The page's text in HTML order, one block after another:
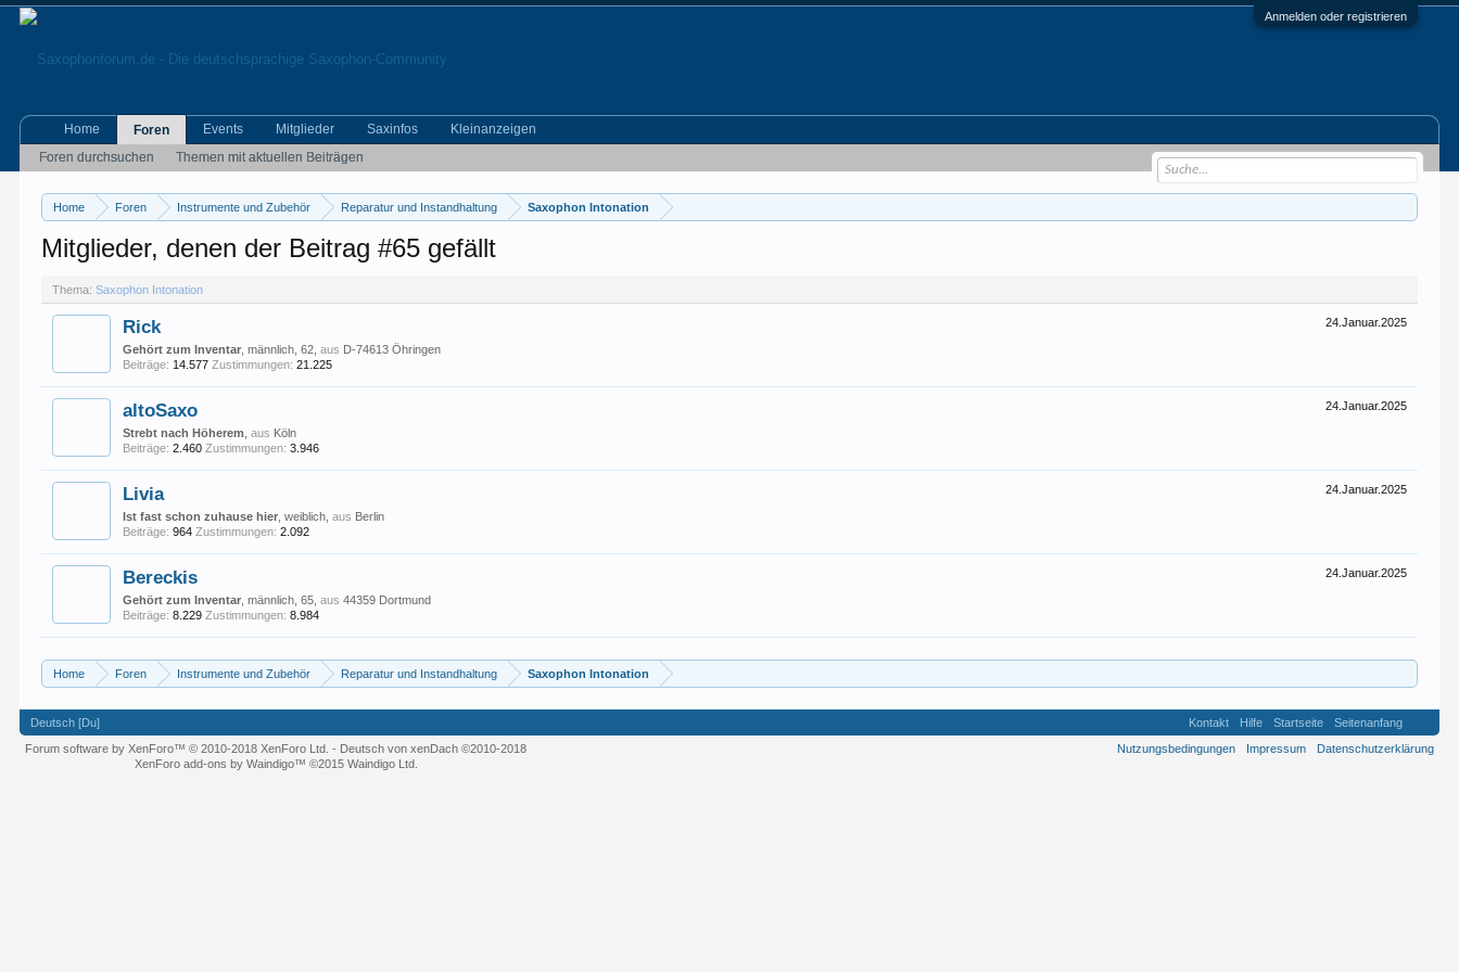
Anmelden oder registrieren
Home Foren Instrumente und Zubehör Reparatur und Instandhaltung Saxophon Intonation
Mitglieder, denen der Beitrag #65 gefällt
Thema: Saxophon Intonation
24.Januar.2025
Rick
Gehört zum Inventar , männlich, 62,aus D-74613 Öhringen
Beiträge: 14.577 Zustimmungen: 21.225
24.Januar.2025
altoSaxo
Strebt nach Höherem ,aus Köln
Beiträge: 2.460 Zustimmungen: 3.946
24.Januar.2025
Livia
Ist fast schon zuhause hier , weiblich,aus Berlin
Beiträge: 964 Zustimmungen: 2.092
24.Januar.2025
Bereckis
Gehört zum Inventar , männlich, 65,aus 44359 Dortmund
Beiträge: 8.229 Zustimmungen: 8.984
Home Foren Instrumente und Zubehör Reparatur und Instandhaltung Saxophon Intonation
Home
Foren
Foren durchsuchen
Themen mit aktuellen Beiträgen
Events Mitglieder Saxinfos Kleinanzeigen
Deutsch [Du] Kontakt Hilfe Startseite
Seitenanfang
Nutzungsbedingungen
Impressum Datenschutzerklärung
Forum software by XenForo™© 2010-2018 XenForo Ltd. - Deutsch von xenDach©2010-2018
XenForo add-ons by Waindigo™ ©2015 Waindigo Ltd.